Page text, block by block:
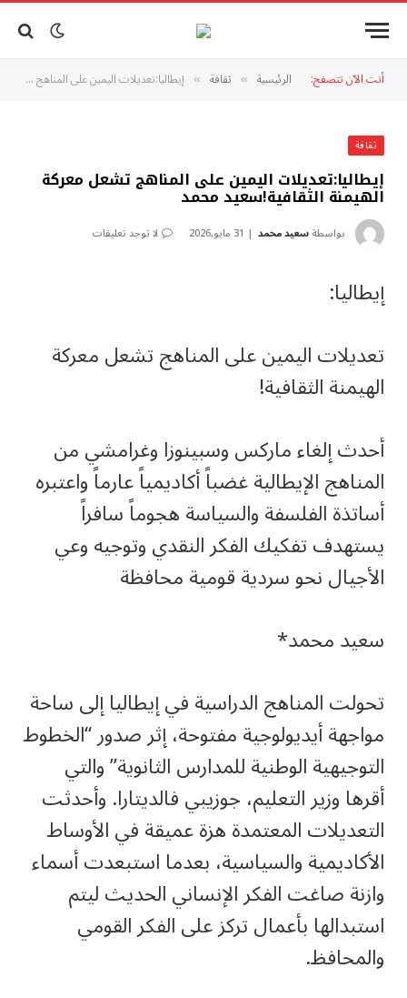
أنت الآن تتصفح: الرئيسية » ثقافة » إيطاليا:تعديلات اليمين على المناهج تشعل معركة الهيمنة الثقافية!سعيد محمد
ثقافة
إيطاليا:تعديلات اليمين على المناهج تشعل معركة
الهيمنة الثقافية!سعيد محمد
بواسطةسعيد محمد 31 مايو,2026 لا توجد تعليقات
إيطاليا:
تعديلات اليمين على المناهج تشعل معركة
الهيمنة الثقافية!
أحدث إلغاء ماركس وسبينوزا وغرامشي من
المناهج الإيطالية غضباً أكاديمياً عارماً واعتبره
أساتذة الفلسفة والسياسة هجوماً سافراً
يستهدف تفكيك الفكر النقدي وتوجيه وعي
الأجيال نحو سردية قومية محافظة
سعيد محمد*
تحولت المناهج الدراسية في إيطاليا إلى ساحة
مواجهة أيديولوجية مفتوحة، إثر صدور “الخطوط
التوجيهية الوطنية للمدارس الثانوية” والتي
أقرها وزير التعليم، جوزيبي فالديتارا. وأحدثت
التعديلات المعتمدة هزة عميقة في الأوساط
الأكاديمية والسياسية، بعدما استبعدت أسماء
وازنة صاغت الفكر الإنساني الحديث ليتم
استبدالها بأعمال تركز على الفكر القومي
والمحافظ.